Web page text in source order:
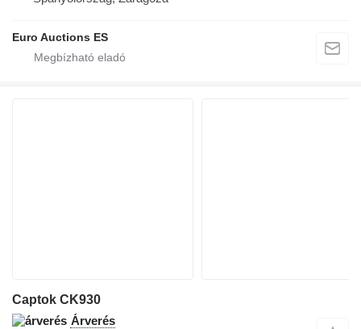
Euro Auctions ES
Captok CK930
Árverés